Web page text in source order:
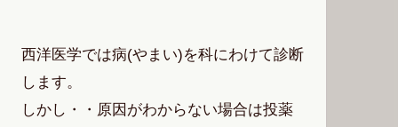
西洋医学では病(やまい)を科にわけて診断
します。
しかし・・原因がわからない場合は投薬